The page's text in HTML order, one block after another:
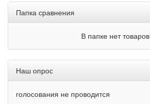
Папка сравнения
В папке нет товаров
Наш опрос
голосования не проводится